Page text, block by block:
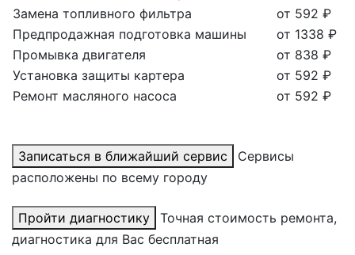
Замена топливного фильтра
от 592 ₽
Предпродажная подготовка машины
от 1338 ₽
Промывка двигателя
от 838 ₽
Установка защиты картера
от 592 ₽
Ремонт масляного насоса
от 592 ₽
Записаться в ближайший сервис
Сервисы
расположены по всему городу
Пройти диагностику
Точная стоимость ремонта,
диагностика для Вас бесплатная